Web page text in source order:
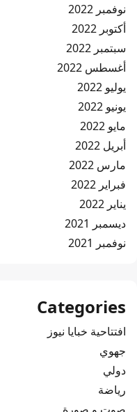
نوفمبر 2022
أكتوبر 2022
سبتمبر 2022
أغسطس 2022
يوليو 2022
يونيو 2022
مايو 2022
أبريل 2022
مارس 2022
فبراير 2022
يناير 2022
ديسمبر 2021
نوفمبر 2021
Categories
افتتاحية خبايا نيوز
جهوي
دولي
رياضة